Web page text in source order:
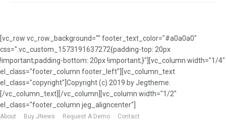
[vc_row vc_row_background="" footer_text_color="#a0a0a0"
css=".vc_custom_1573191637272{padding-top: 20px
!important;padding-bottom: 20px !important;}"][vc_column width="1/4"
el_class="footer_column footer_left"][vc_column_text
el_class="copyright"]Copyright (c) 2019 by Jegtheme.
[/vc_column_text][/vc_column][vc_column width="1/2"
el_class="footer_column jeg_aligncenter"]
About Buy JNews Request A Demo Contact